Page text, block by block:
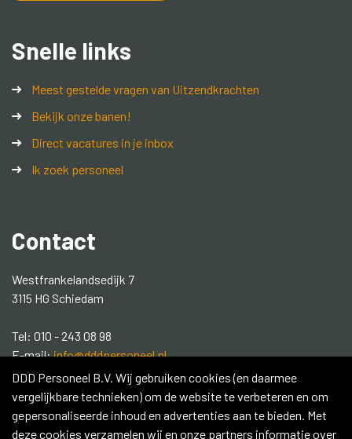
Snelle links
Meest gestelde vragen van Uitzendkrachten
Bekijk onze banen!
Direct vacatures in je inbox
Ik zoek personeel
Contact
Westfrankelandsedijk 7
3115 HG Schiedam
Tel: 010 - 243 08 98
E-mail:info@dddpersoneel.nl
Social media:
Contacteer ons
DDD Personeel B.V. Wij gebruiken cookies (en daarmee
vergelijkbare technieken) om de website te verbeteren en om
gepersonaliseerde inhoud en advertenties aan te bieden. Met
deze cookies verzamelen wij en onze partners informatie over